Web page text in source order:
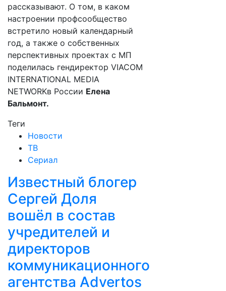
рассказывают. О том, в каком
настроении профсообщество
встретило новый календарный
год, а также о собственных
перспективных проектах с МП
поделилась гендиректор VIACOM
INTERNATIONAL MEDIA
NETWORKв России Елена
Бальмонт.
Теги
Новости
ТВ
Сериал
Известный блогер
Сергей Доля
вошёл в состав
учредителей и
директоров
коммуникационного
агентства Advertos